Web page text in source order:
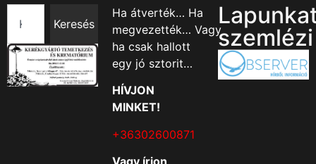
Keresés
Ha átverték… Ha
megvezették… Vagy
ha csak hallott
egy jó sztorit…
HÍVJON
MINKET!
+36302600871
Vagy írjon
szemlézi